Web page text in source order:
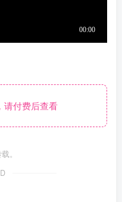
付费后查看
。